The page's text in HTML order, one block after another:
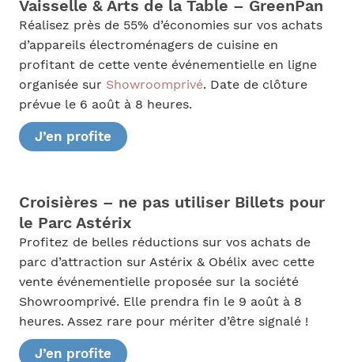
Vaisselle & Arts de la Table – GreenPan
Réalisez près de 55% d’économies sur vos achats
d’appareils électroménagers de cuisine en
profitant de cette vente événementielle en ligne
organisée sur Showroomprivé. Date de clôture
prévue le 6 août à 8 heures.
J’en profite
Croisières – ne pas utiliser Billets pour
le Parc Astérix
Profitez de belles réductions sur vos achats de
parc d’attraction sur Astérix & Obélix avec cette
vente événementielle proposée sur la société
Showroomprivé. Elle prendra fin le 9 août à 8
heures. Assez rare pour mériter d’être signalé !
J’en profite